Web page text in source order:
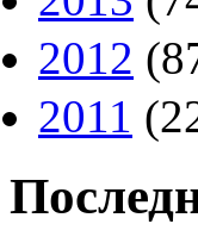
2012
2011